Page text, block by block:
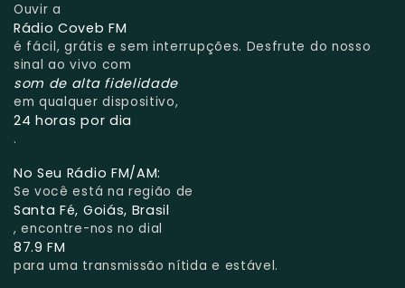
Ouvir a
Rádio Coveb FM
é fácil, grátis e sem interrupções. Desfrute do nosso
sinal ao vivo com
som de alta fidelidade
em qualquer dispositivo,
24 horas por dia
.
No Seu Rádio FM/AM:
Se você está na região de
Santa Fé, Goiás, Brasil
, encontre-nos no dial
87.9 FM
para uma transmissão nítida e estável.